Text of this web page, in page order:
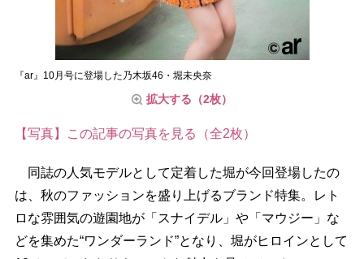
『ar』10月号に登場した乃木坂46・堀未央奈
拡大する（2枚）
【写真】この記事の写真を見る（全2枚）
同誌の人気モデルとして定着した堀が今回登場したの
は、秋のファッションを盛り上げるブランド特集。レト
ロな雰囲気の遊園地が「スナイデル」や「マウジー」な
どを集めた“ワンダーランド”となり、堀がヒロインとして